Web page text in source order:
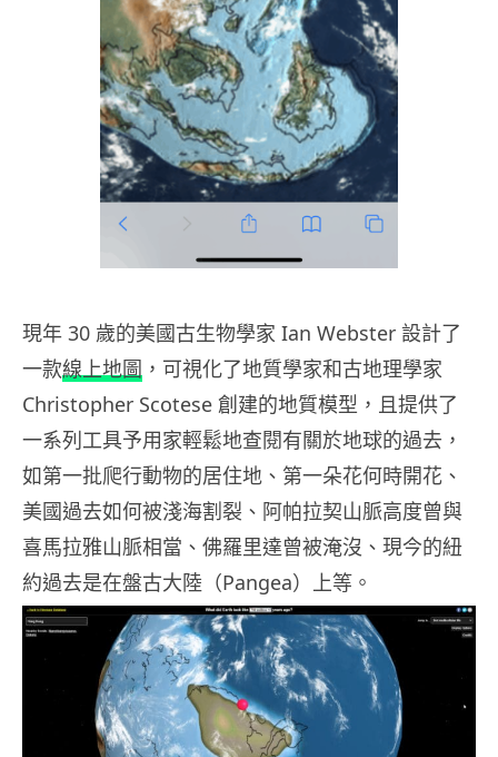
現年 30 歲的美國古生物學家 Ian Webster 設計了
一款線上地圖 ，可視化了地質學家和古地理學家
Christopher Scotese 創建的地質模型，且提供了
一系列工具予用家輕鬆地查閱有關於地球的過去，
如第一批爬行動物的居住地、第一朵花何時開花、
美國過去如何被淺海割裂、阿帕拉契山脈高度曾與
喜馬拉雅山脈相當、佛羅里達曾被淹沒、現今的紐
約過去是在盤古大陸（Pangea）上等。